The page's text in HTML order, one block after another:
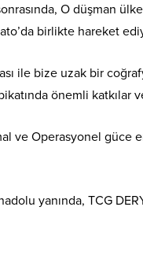
sonrasında, O düşman
birlikte hareket
ile bize uzak bir
önemli katkılar
ve Operasyonel güce
yanında, TCG